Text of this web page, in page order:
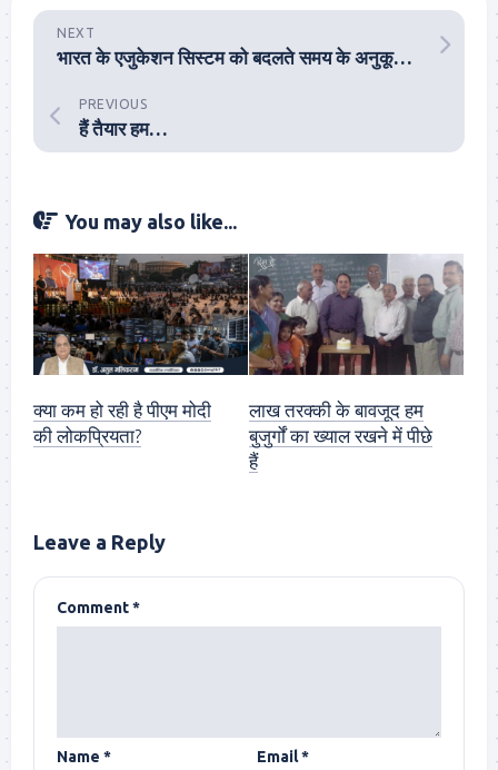
NEXT
भारत के एजुकेशन सिस्टम को बदलते समय के अनुकूल होने की खास जरूरत
PREVIOUS
हैं तैयार हम…
You may also like...
क्या कम हो रही है पीएम मोदी
की लोकप्रियता?
लाख तरक्की के बावजूद हम
बुजुर्गों का ख्याल रखने में पीछे
हैं
Leave a Reply
Comment*
Name * Email*